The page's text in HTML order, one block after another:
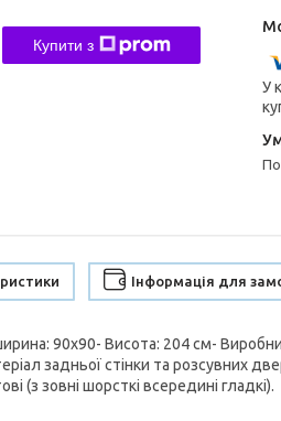
Купити з
У
Інформація для
90х90- Висота: 204 см-
задньої стінки та розсувних
(з зовні шорсткі всередині гладкі).